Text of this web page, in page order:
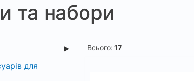
та набори
для
Всього: 17